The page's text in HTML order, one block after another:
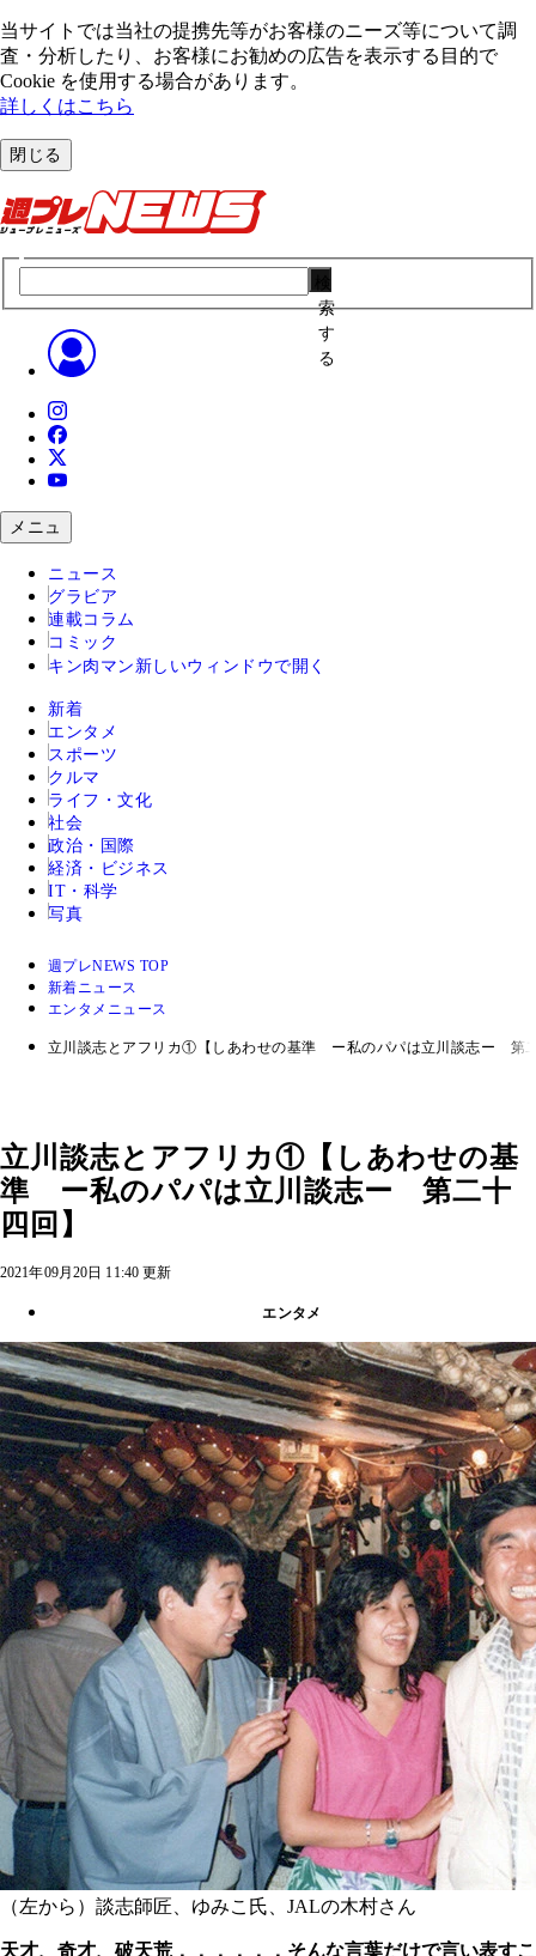
当サイトでは当社の提携先等がお客様のニーズ等について調
査・分析したり、お客様にお勧めの広告を表⽰する⽬的で
Cookie を使⽤する場合があります。
詳しくはこちら
閉じる
索
す
る
メニュ
ニュース
グラビア
連載コラム
コミック
キン肉マン 新しいウィンドウで開く
新着
エンタメ
スポーツ
クルマ
ライフ・文化
社会
政治・国際
経済・ビジネス
IT・科学
写真
週プレNEWS TOP
新着ニュース
エンタメニュース
立川談志とアフリカ①【しあわせの基準 ー私のパパは立川談志ー 第
立川談志とアフリカ①【しあわせの基
準 ー私のパパは立川談志ー 第二十
四回】
2021年09月20日 11:40 更新
エンタメ
（左から）談志師匠、ゆみこ氏、JALの木村さん
天才、奇才、破天荒．．．．．．そんな言葉だけで言い表すこ